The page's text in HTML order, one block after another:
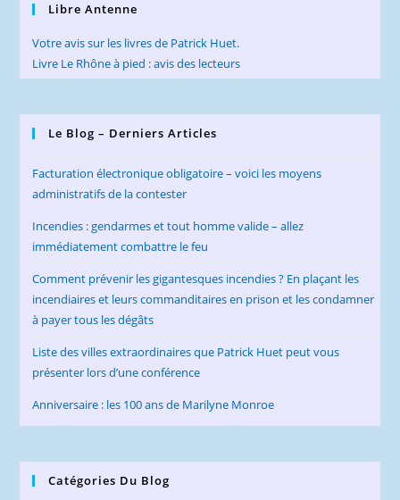
Libre Antenne
Votre avis sur les livres de Patrick Huet.
Livre Le Rhône à pied : avis des lecteurs
Le Blog – Derniers Articles
Facturation électronique obligatoire – voici les moyens
administratifs de la contester
Incendies : gendarmes et tout homme valide – allez
immédiatement combattre le feu
Comment prévenir les gigantesques incendies ? En plaçant les
incendiaires et leurs commanditaires en prison et les condamner
à payer tous les dégâts
Liste des villes extraordinaires que Patrick Huet peut vous
présenter lors d’une conférence
Anniversaire : les 100 ans de Marilyne Monroe
Catégories Du Blog